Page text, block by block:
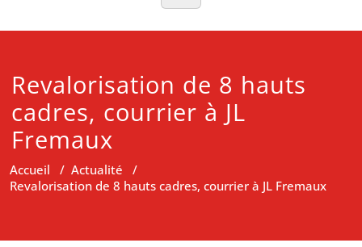
Revalorisation de 8 hauts
cadres, courrier à JL
Fremaux
Accueil / Actualité /
Revalorisation de 8 hauts cadres, courrier à JL Fremaux